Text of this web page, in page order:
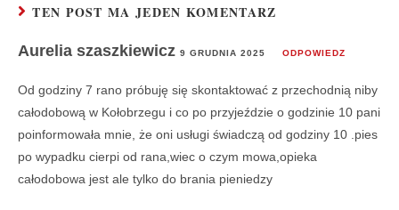
TEN POST MA JEDEN KOMENTARZ
Aurelia szaszkiewicz 9 GRUDNIA 2025 ODPOWIEDZ
Od godziny 7 rano próbuję się skontaktować z przechodnią niby
całodobową w Kołobrzegu i co po przyjeździe o godzinie 10 pani
poinformowała mnie, że oni usługi świadczą od godziny 10 .pies
po wypadku cierpi od rana,wiec o czym mowa,opieka
całodobowa jest ale tylko do brania pieniedzy